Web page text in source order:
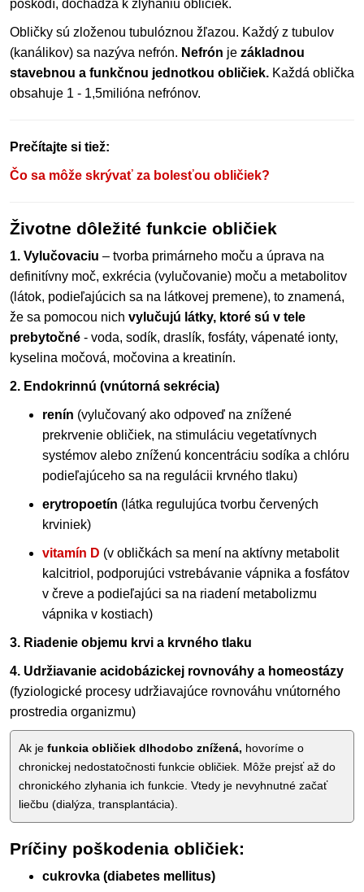
poškodí, dochádza k zlyhaniu obličiek.
Obličky sú zloženou tubulóznou žľazou. Každý z tubulov
(kanálikov) sa nazýva nefrón. Nefrón je základnou
stavebnou a funkčnou jednotkou obličiek. Každá oblička
obsahuje 1 - 1,5milióna nefrónov.
Prečítajte si tiež:
Čo sa môže skrývať za bolesťou obličiek?
Životne dôležité funkcie obličiek
1. Vylučovaciu – tvorba primárneho moču a úprava na
definitívny moč, exkrécia (vylučovanie) moču a metabolitov
(látok, podieľajúcich sa na látkovej premene), to znamená,
že sa pomocou nich vylučujú látky, ktoré sú v tele
prebytočné - voda, sodík, draslík, fosfáty, vápenaté ionty,
kyselina močová, močovina a kreatinín.
2. Endokrinnú (vnútorná sekrécia)
renín (vylučovaný ako odpoveď na znížené
prekrvenie obličiek, na stimuláciu vegetatívnych
systémov alebo zníženú koncentráciu sodíka a chlóru
podieľajúceho sa na regulácii krvného tlaku)
erytropoetín (látka regulujúca tvorbu červených
krviniek)
vitamín D (v obličkách sa mení na aktívny metabolit
kalcitriol, podporujúci vstrebávanie vápnika a fosfátov
v čreve a podieľajúci sa na riadení metabolizmu
vápnika v kostiach)
3. Riadenie objemu krvi a krvného tlaku
4. Udržiavanie acidobázickej rovnováhy a homeostázy
(fyziologické procesy udržiavajúce rovnováhu vnútorného
prostredia organizmu)
Ak je funkcia obličiek dlhodobo znížená, hovoríme o
chronickej nedostatočnosti funkcie obličiek. Môže prejsť až do
chronického zlyhania ich funkcie. Vtedy je nevyhnutné začať
liečbu (dialýza, transplantácia).
Príčiny poškodenia obličiek:
cukrovka (diabetes mellitus)